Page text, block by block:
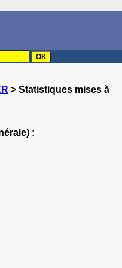
> Statistiques mises à
: